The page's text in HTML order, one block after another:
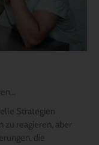
Strategien
zu reagieren, aber
die